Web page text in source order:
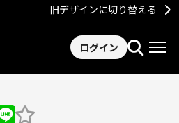
旧デザインに切り替える
ログイン